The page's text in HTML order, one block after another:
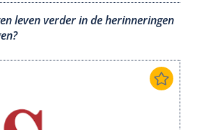
leven verder in de herinneringen